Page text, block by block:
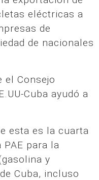
eléctricas a
de
de nacionales
el Consejo
Cuba ayudó a
esta es la cuarta
para la
y
Cuba, incluso